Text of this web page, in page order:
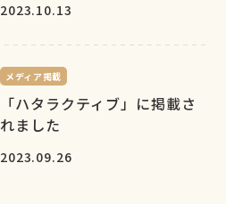
2023.10.13
メディア掲載
「ハタラクティブ」に掲載さ
れました
2023.09.26